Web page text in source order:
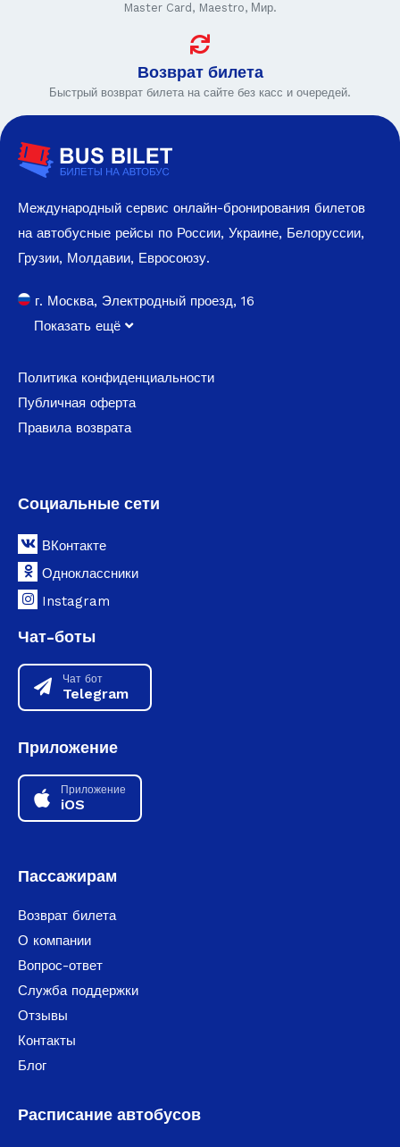
Master Card, Maestro, Мир.
Возврат билета
Быстрый возврат билета на сайте без касс и очередей.
Международный сервис онлайн-бронирования билетов
на автобусные рейсы по России, Украине, Белоруссии,
Грузии, Молдавии, Евросоюзу.
г. Москва, Электродный проезд, 16
Показать ещё
Политика конфиденциальности
Публичная оферта
Правила возврата
Социальные сети
ВКонтакте
Одноклассники
Instagram
Чат-боты
Чат бот
Telegram
Приложение
Приложение
iOS
Пассажирам
Возврат билета
О компании
Вопрос-ответ
Служба поддержки
Отзывы
Контакты
Блог
Расписание автобусов